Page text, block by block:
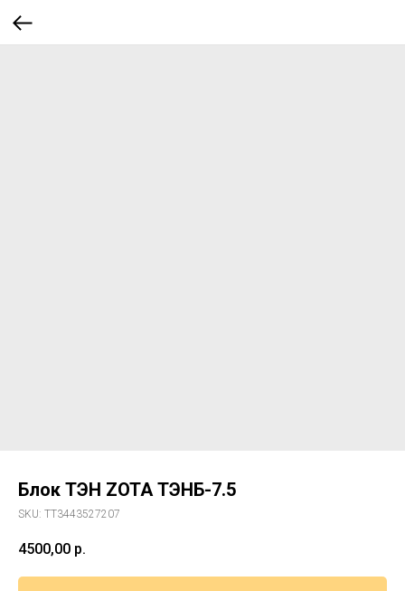
Блок ТЭН ZOTA ТЭНБ-7.5
SKU: TT3443527207
4500,00 р.